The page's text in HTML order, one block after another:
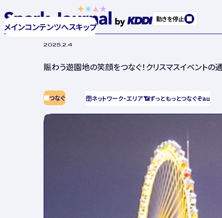
メインコンテンツへスキップ
動きを停止
2025.2.4
賑わう遊園地の笑顔をつなぐ！クリスマスイベントの
つなぐ 🛜ネットワーク・エリア📶ずっともっとつなぐぞau